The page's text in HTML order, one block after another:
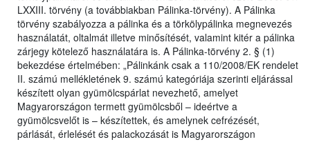
LXXIII. törvény (a továbbiakban Pálinka-törvény). A Pálinka
törvény szabályozza a pálinka és a törkölypálinka megnevezés
használatát, oltalmát illetve minősítését, valamint kitér a pálinka
zárjegy kötelező használatára is. A Pálinka-törvény 2. § (1)
bekezdése értelmében: „Pálinkánk csak a 110/2008/EK rendelet
II. számú mellékletének 9. számú kategóriája szerinti eljárással
készített olyan gyümölcspárlat nevezhető, amelyet
Magyarországon termett gyümölcsből – ideértve a
gyümölcsvelőt is – készítettek, és amelynek cefrézését,
párlását, érlelését és palackozását is Magyarországon